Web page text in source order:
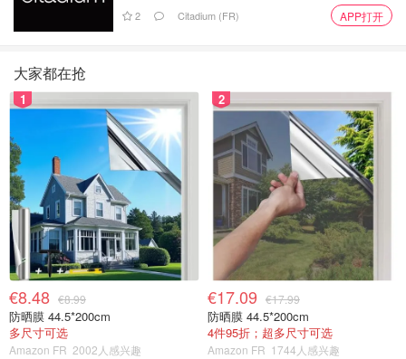
2 Citadium (FR) APP打开
大家都在抢
1
€8.48 €8.99
防晒膜 44.5*200cm
多尺寸可选
Amazon FR 2002人感兴趣
2
€17.09 €17.99
防晒膜 44.5*200cm
4件95折；超多尺寸可选
Amazon FR 1744人感兴趣